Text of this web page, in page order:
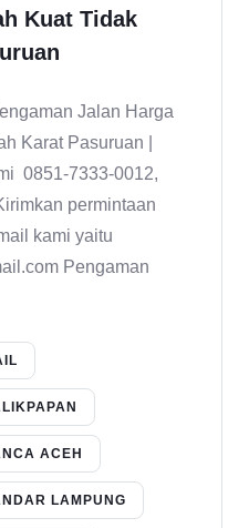
Kuat Tidak
Jalan Harga
Karat Pasuruan |
0851-7333-0012,
permintaan
kami yaitu
Pengaman
ACEH
LAMPUNG